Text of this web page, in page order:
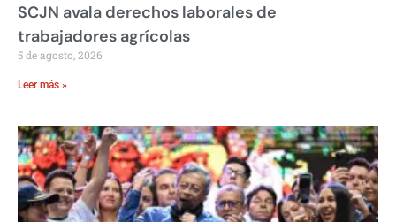
SCJN avala derechos laborales de
trabajadores agrícolas
5 de agosto, 2026
Leer más »